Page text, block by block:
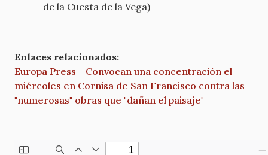
de la Cuesta de la Vega)
Enlaces relacionados:
Europa Press - Convocan una concentración el
miércoles en Cornisa de San Francisco contra las
"numerosas" obras que "dañan el paisaje"